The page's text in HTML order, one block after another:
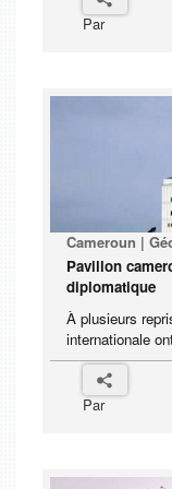
Par
Cameroun |
Pavillon
diplomatique
À plusieurs
internationale
Par